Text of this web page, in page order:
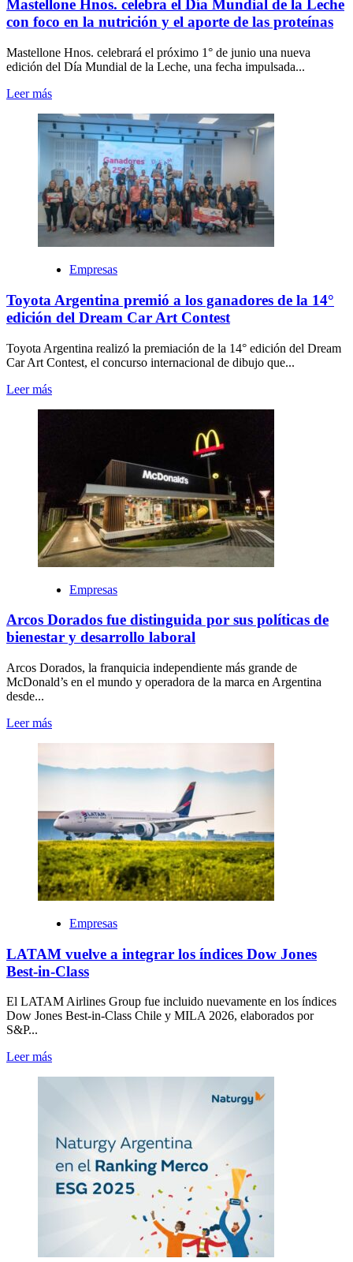
Mastellone Hnos. celebra el Día Mundial de la Leche
con foco en la nutrición y el aporte de las proteínas
Mastellone Hnos. celebrará el próximo 1° de junio una nueva
edición del Día Mundial de la Leche, una fecha impulsada...
Leer más
Empresas
Toyota Argentina premió a los ganadores de la 14°
edición del Dream Car Art Contest
Toyota Argentina realizó la premiación de la 14° edición del Dream
Car Art Contest, el concurso internacional de dibujo que...
Leer más
Empresas
Arcos Dorados fue distinguida por sus políticas de
bienestar y desarrollo laboral
Arcos Dorados, la franquicia independiente más grande de
McDonald’s en el mundo y operadora de la marca en Argentina
desde...
Leer más
Empresas
LATAM vuelve a integrar los índices Dow Jones
Best-in-Class
El LATAM Airlines Group fue incluido nuevamente en los índices
Dow Jones Best-in-Class Chile y MILA 2026, elaborados por
S&P...
Leer más